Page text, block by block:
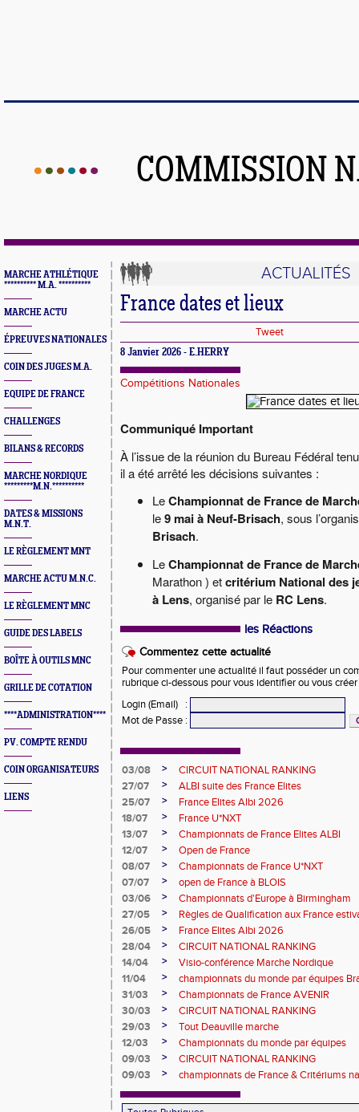
COMMISSION
MARCHE ATHLÉTIQUE
********** M.A. **********
MARCHE ACTU
ÉPREUVES NATIONALES
COIN DES JUGES M.A.
EQUIPE DE FRANCE
CHALLENGES
BILANS & RECORDS
MARCHE NORDIQUE
*********M.N.**********
DATES & MISSIONS
M.N.T.
LE RÈGLEMENT MNT
MARCHE ACTU M.N.C.
LE RÈGLEMENT MNC
GUIDE DES LABELS
BOÎTE À OUTILS MNC
GRILLE DE COTATION
****ADMINISTRATION****
PV. COMPTE RENDU
COIN ORGANISATEURS
LIENS
ACTUALITÉS
France dates et lieux
Tweet
8 Janvier 2026 - E.HERRY
Compétitions Nationales
Communiqué Important
À l’issue de la réunion du Bureau Fédéral
il a été arrêté les décisions suivantes :
LeChampionnat de France de
le9 mai à Neuf-Brisach, sous
Brisach.
LeChampionnat de France de
Marathon ) etcritérium National des
à Lens, organisé par le RC Lens.
les Réactions
Commentez cette actualité
Pour commenter une actualité il faut posséder un
rubrique ci-dessous pour vous identifier ou vous
Login (Email)
:
Mot de Passe :
03/08 >
CIRCUIT NATIONAL RANKING
27/07
>
ALBI suite des France Elites
25/07
>
France Elites Albi 2026
18/07
>
France U*NXT
13/07
>
Championnats de France Elites ALBI
12/07
>
Open de France
08/07
>
Championnats de France U*NXT
07/07
>
open de France à BLOIS
03/06
>
Championnats d'Europe à Birmingham
27/05
>
Règles de Qualification aux France
26/05
>
France Elites Albi 2026
28/04
>
CIRCUIT NATIONAL RANKING
14/04
>
Visio-conférence Marche Nordique
11/04
>
championnats du monde par équipes
31/03
>
Championnats de France AVENIR
30/03
>
CIRCUIT NATIONAL RANKING
29/03
>
Tout Deauville marche
12/03
>
Championnats du monde par équipes
09/03
>
CIRCUIT NATIONAL RANKING
09/03
> championnats de France & Critériums